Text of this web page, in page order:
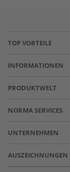
TOP VORTEILE
INFORMATIONEN
PRODUKTWELT
NORMA SERVICES
UNTERNEHMEN
AUSZEICHNUNGEN